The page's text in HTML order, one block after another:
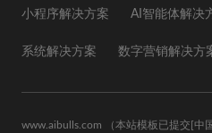
小程序解决方案 AI智能体解决
系统解决方案 数字营销解决方
www.aibulls.com （本站模板已提交 [中